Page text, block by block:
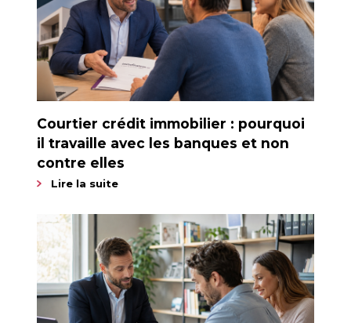
Courtier crédit immobilier : pourquoi
il travaille avec les banques et non
contre elles
Lire la suite